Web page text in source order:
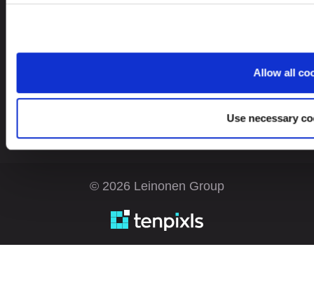
Allow all
Use necessary
© 2026 Leinonen Group